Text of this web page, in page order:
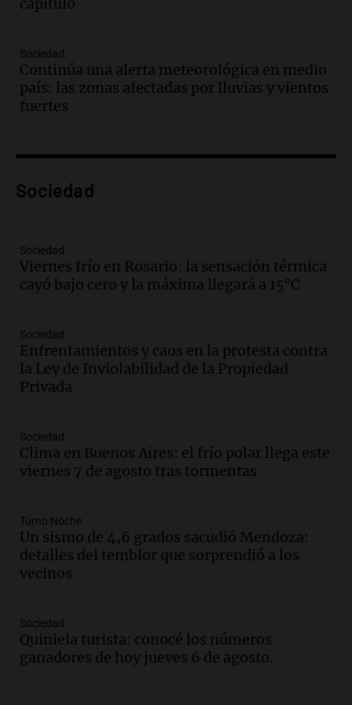
Episodios
avanza con testimonios clave sobre el
accidente en Villa Dolores
Panorama Federal
tributo todos los jueves
Episodios
sea, va a ser lindo”
La Cadena del Gol
Episodios
en ludopatía: “Tener el casino en la
mano es muy peligroso”
La Argentina, hoy
Episodios
sobre los parques educativos
Amamos Argentina
Episodios
traerá más lluvias y eventos extremos
durante la primavera
Informados al regreso
Episodios
tras fuertes vientos
Panorama Federal
Episodios
capítulo
Sociedad
Continúa una alerta meteorológica en medio
país: las zonas afectadas por lluvias y vientos
fuertes
Sociedad
Sociedad
Viernes frío en Rosario: la sensación térmica
cayó bajo cero y la máxima llegará a 15°C
Sociedad
Enfrentamientos y caos en la protesta contra
la Ley de Inviolabilidad de la Propiedad
Privada
Sociedad
Clima en Buenos Aires: el frío polar llega este
viernes 7 de agosto tras tormentas
Turno Noche
Un sismo de 4,6 grados sacudió Mendoza:
detalles del temblor que sorprendió a los
vecinos
Sociedad
Quiniela turista: conocé los números
ganadores de hoy jueves 6 de agosto.